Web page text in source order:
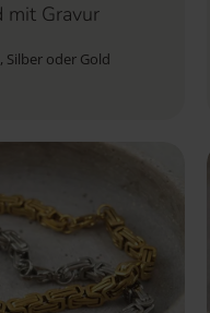
mit Gravur
Silber oder Gold